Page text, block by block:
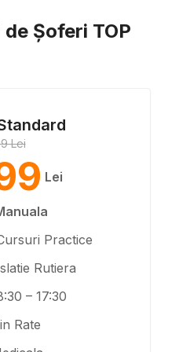
Șoferi TOP
Lei
Lei
Practice
Rutiera
– 17:30
Rate